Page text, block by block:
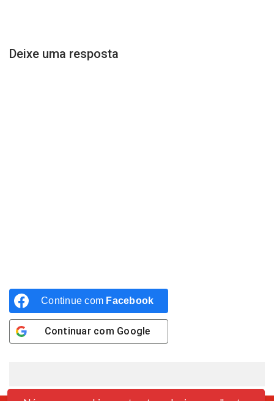
Deixe uma resposta
Continue com Facebook
Continuar com Google